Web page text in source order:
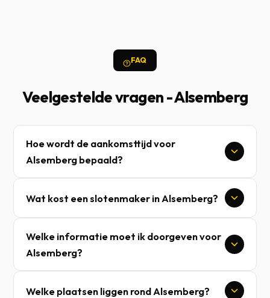
FAQ
Veelgestelde vragen - Alsemberg
Hoe wordt de aankomsttijd voor
Alsemberg bepaald?
Wat kost een slotenmaker in Alsemberg?
Welke informatie moet ik doorgeven voor
Alsemberg?
Welke plaatsen liggen rond Alsemberg?